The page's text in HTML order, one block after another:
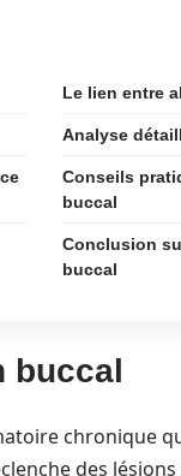
Le lien entre
Analyse
Conseils
buccal
Conclusion
buccal
buccal
chronique
des